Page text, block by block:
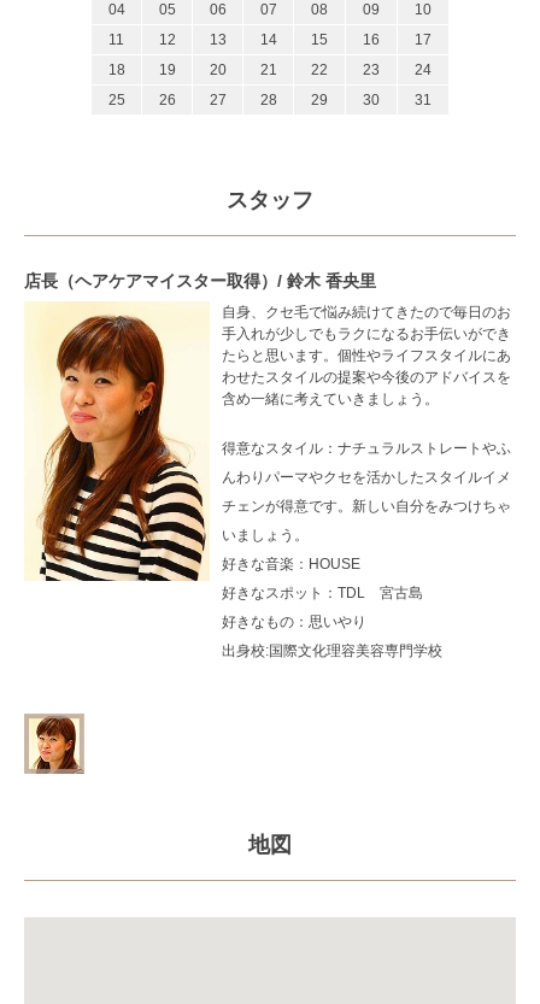
04
05 06 07 08 09
10
11
12 13 14 15 16
17
18
19 20 21 22 23
24
25
26 27 28 29 30 31
スタッフ
店長（ヘアケアマイスター取得）/ 鈴木 香央里
自身、クセ毛で悩み続けてきたので毎日のお
手入れが少しでもラクになるお手伝いができ
たらと思います。個性やライフスタイルにあ
わせたスタイルの提案や今後のアドバイスを
含め一緒に考えていきましょう。
得意なスタイル： ナチュラルストレートやふ
んわりパーマやクセを活かしたスタイルイメ
チェンが得意です。新しい自分をみつけちゃ
いましょう。
好きな音楽： HOUSE
好きなスポット： TDL 宮古島
好きなもの： 思いやり
出身校:国際文化理容美容専門学校
地図